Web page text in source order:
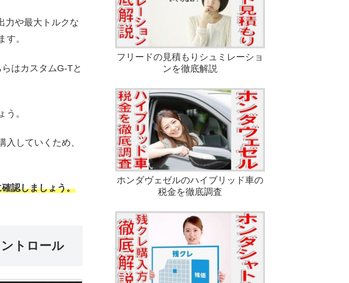
力や最大トルクな
す。
はカスタムG-Tと
。
入していくため、
認しましょう。
トロール
フリードの見積もりシュミレーショ
ンを徹底解説
ホンダヴェゼルのハイブリッド車の
税金を徹底調査